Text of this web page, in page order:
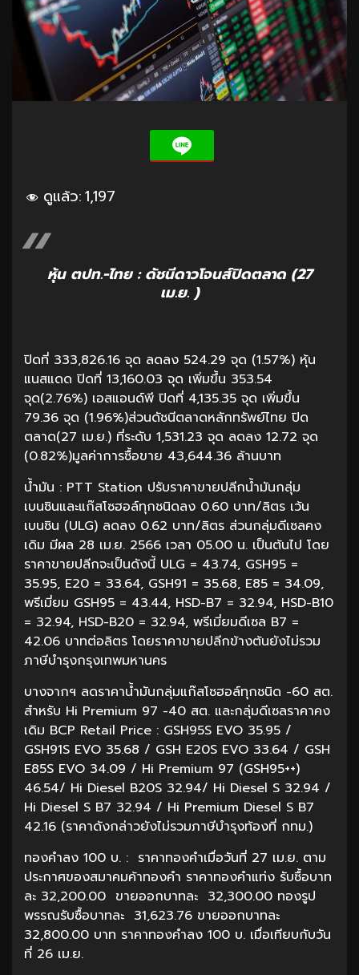
ดูแล้ว:1,197
หุ้น ตปท.-ไทย : ดัชนีดาวโจนส์ปิดตลาด (27
เม.ย. )
ปิดที่ 333,826.16 จุด ลดลง 524.29 จุด (1.57%) หุ้น
แนสแดด ปิดที่ 13,160.03 จุด เพิ่มขึ้น 353.54
จุด(2.76%) เอสแอนด์พี ปิดที่ 4,135.35 จุด เพิ่มขึ้น
79.36 จุด (1.96%)ส่วนดัชนีตลาดหลักทรัพย์ไทย ปิด
ตลาด(27 เม.ย.) ที่ระดับ 1,531.23 จุด ลดลง 12.72 จุด
(0.82%)มูลค่าการซื้อขาย 43,644.36 ล้านบาท
น้ำมัน : PTT Station ปรับราคาขายปลีกน้ำมันกลุ่ม
เบนซินและแก๊สโซฮอล์ทุกชนิดลง 0.60 บาท/ลิตร เว้น
เบนซิน (ULG) ลดลง 0.62 บาท/ลิตร ส่วนกลุ่มดีเซลคง
เดิม มีผล 28 เม.ย. 2566 เวลา 05.00 น. เป็นต้นไป โดย
ราคาขายปลีกจะเป็นดังนี้ ULG = 43.74, GSH95 =
35.95, E20 = 33.64, GSH91 = 35.68, E85 = 34.09,
พรีเมี่ยม GSH95 = 43.44, HSD-B7 = 32.94, HSD-B10
= 32.94, HSD-B20 = 32.94, พรีเมี่ยมดีเซล B7 =
42.06 บาทต่อลิตร โดยราคาขายปลีกข้างต้นยังไม่รวม
ภาษีบำรุงกรุงเทพมหานคร
บางจากฯ ลดราคาน้ำมันกลุ่มแก๊สโซฮอล์ทุกชนิด -60 สต.
สำหรับ Hi Premium 97 -40 สต. และกลุ่มดีเซลราคาคง
เดิม BCP Retail Price : GSH95S EVO 35.95 /
GSH91S EVO 35.68 / GSH E20S EVO 33.64 / GSH
E85S EVO 34.09 / Hi Premium 97 (GSH95++)
46.54/ Hi Diesel B20S 32.94/ Hi Diesel S 32.94 /
Hi Diesel S B7 32.94 / Hi Premium Diesel S B7
42.16 (ราคาดังกล่าวยังไม่รวมภาษีบำรุงท้องที่ กทม.)
ทองคำลง 100 บ. : ราคาทองคำเมื่อวันที่ 27 เม.ย. ตาม
ประกาศของสมาคมค้าทองคำ ราคาทองคำแท่ง รับซื้อบาท
ละ 32,200.00 ขายออกบาทละ 32,300.00 ทองรูป
พรรณรับซื้อบาทละ 31,623.76 ขายออกบาทละ
32,800.00 บาท ราคาทองคำลง 100 บ. เมื่อเทียบกับวัน
ที่ 26 เม.ย.